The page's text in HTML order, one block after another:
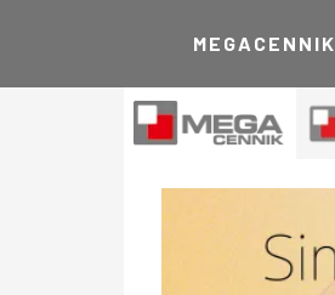
MEGACENNIK